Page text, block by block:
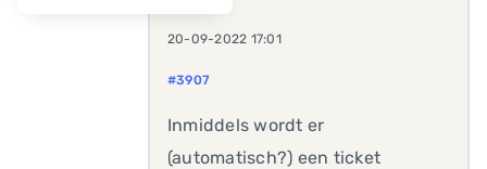
20-09-2022 17:01
#3907
Inmiddels wordt er
(automatisch?) een ticket